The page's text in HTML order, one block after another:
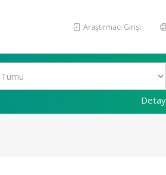
Araştırmacı Girişi